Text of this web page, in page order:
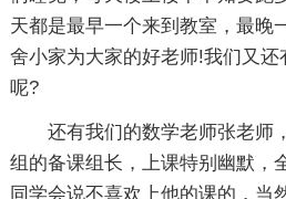
天都是最早一个来到教室，最晚
舍小家为大家的好老师!我们又
呢?
还有我们的数学老师张老师
组的备课组长，上课特别幽默，
同学会说不喜欢上他的课的，当